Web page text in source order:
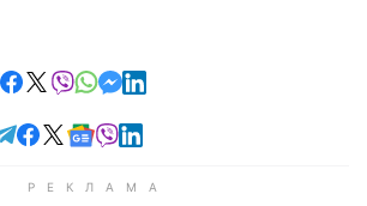
отправить в Telegram
поделиться в Facebook
поделиться в X
отправить в Viber
отправить в Whatsapp
отправить в Messenger
отправить в LinkedIn
Читайте в Telegram
Читайте в Facebook
Читайте в X
Читайте в Google news
Читайте в Viber
Читайте в LinkedIn